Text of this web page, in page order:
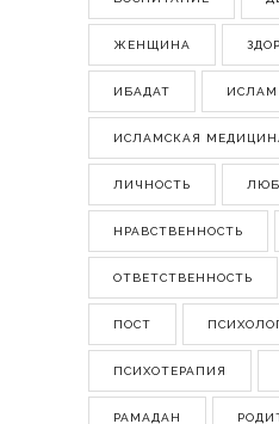
ЖЕНЩИНА
ИБАДАТ ИСЛАМ
ИСЛАМСКАЯ
ЛИЧНОСТЬ
НРАВСТВЕННОСТЬ
ОТВЕТСТВЕННОСТЬ
ПОСТ
ПСИХОТЕРАПИЯ
РАМАДАН